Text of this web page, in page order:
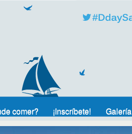
AddthisTwtter
comer? ¡Inscríbete! Galería